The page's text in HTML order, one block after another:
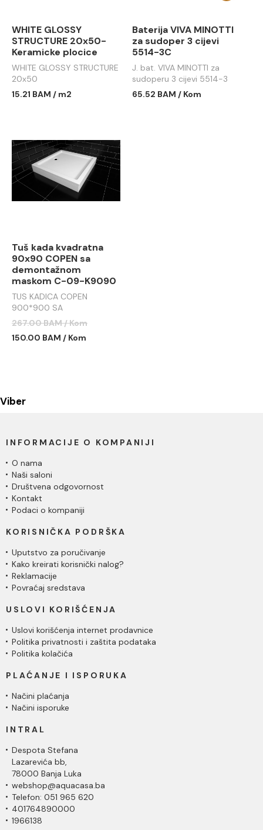
WHITE GLOSSY
STRUCTURE 20x50-
Keramicke plocice
WHITE GLOSSY STRUCTURE
20x50
15.21 BAM / m2
Baterija VIVA MINOTTI
za sudoper 3 cijevi
5514-3C
J. bat. VIVA MINOTTI za
sudoperu 3 cijevi 5514-3
65.52 BAM / Kom
Tuš kada kvadratna
90x90 COPEN sa
demontažnom
maskom C-09-K9090
TUS KADICA COPEN
900*900 SA
DEMONTAŽNOM MASKOM
C-09-K9090
267.00 BAM / Kom
150.00 BAM / Kom
Viber
INFORMACIJE O KOMPANIJI
O nama
Naši saloni
Društvena odgovornost
Kontakt
Podaci o kompaniji
KORISNIČKA PODRŠKA
Uputstvo za poručivanje
Kako kreirati korisnički nalog?
Reklamacije
Povraćaj sredstava
USLOVI KORIŠĆENJA
Uslovi korišćenja internet prodavnice
Politika privatnosti i zaštita podataka
Politika kolačića
PLAĆANJE I ISPORUKA
Načini plaćanja
Načini isporuke
INTRAL
Despota Stefana
Lazarevića bb,
78000 Banja Luka
webshop@aquacasa.ba
Telefon: 051 965 620
401764890000
1966138